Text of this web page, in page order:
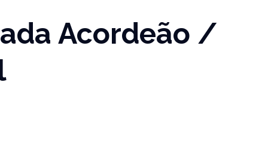
Acordeão /